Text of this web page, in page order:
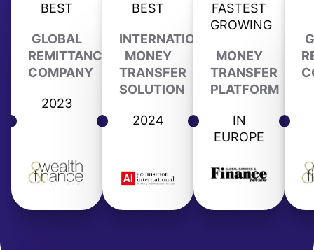
BEST
GLOBAL
REMITTANCE
COMPANY
2023
BEST
INTERNATIONAL
MONEY
TRANSFER
SOLUTION
2024
FASTEST
GROWING
MONEY
TRANSFER
PLATFORM
IN
EUROPE